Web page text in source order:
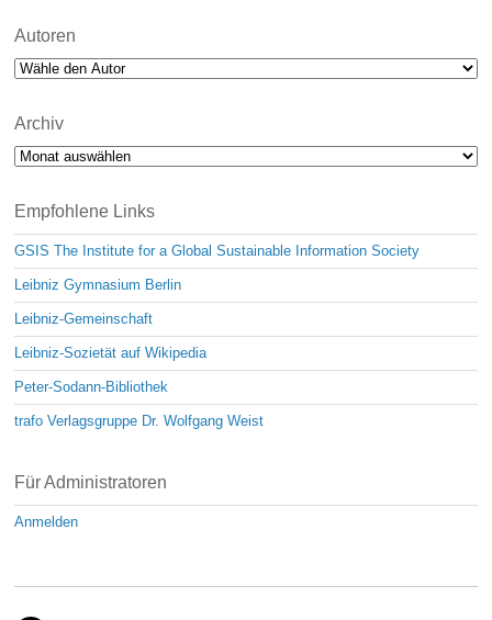
Autoren
Archiv
Archiv
Empfohlene Links
GSIS The Institute for a Global Sustainable Information Society
Leibniz Gymnasium Berlin
Leibniz-Gemeinschaft
Leibniz-Sozietät auf Wikipedia
Peter-Sodann-Bibliothek
trafo Verlagsgruppe Dr. Wolfgang Weist
Für Administratoren
Anmelden